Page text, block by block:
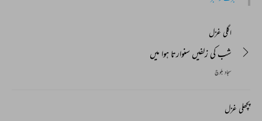
اگلی غزل
شب کی زلفیں سنوارتا ہوا میں
سجاد بلوچ
پچھلی غزل